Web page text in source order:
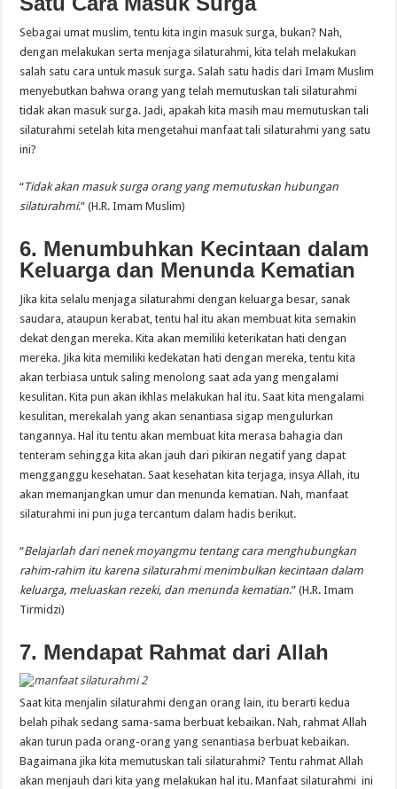
Sebagai umat muslim, tentu kita ingin masuk surga, bukan? Nah,
dengan melakukan serta menjaga silaturahmi, kita telah melakukan
salah satu cara untuk masuk surga. Salah satu hadis dari Imam Muslim
menyebutkan bahwa orang yang telah memutuskan tali silaturahmi
tidak akan masuk surga. Jadi, apakah kita masih mau memutuskan tali
silaturahmi setelah kita mengetahui manfaat tali silaturahmi yang satu
ini?
“Tidak akan masuk surga orang yang memutuskan hubungan
silaturahmi.” (H.R. Imam Muslim)
6. Menumbuhkan Kecintaan dalam
Keluarga dan Menunda Kematian
Jika kita selalu menjaga silaturahmi dengan keluarga besar, sanak
saudara, ataupun kerabat, tentu hal itu akan membuat kita semakin
dekat dengan mereka. Kita akan memiliki keterikatan hati dengan
mereka. Jika kita memiliki kedekatan hati dengan mereka, tentu kita
akan terbiasa untuk saling menolong saat ada yang mengalami
kesulitan. Kita pun akan ikhlas melakukan hal itu. Saat kita mengalami
kesulitan, merekalah yang akan senantiasa sigap mengulurkan
tangannya. Hal itu tentu akan membuat kita merasa bahagia dan
tenteram sehingga kita akan jauh dari pikiran negatif yang dapat
mengganggu kesehatan. Saat kesehatan kita terjaga, insya Allah, itu
akan memanjangkan umur dan menunda kematian. Nah, manfaat
silaturahmi ini pun juga tercantum dalam hadis berikut.
“Belajarlah dari nenek moyangmu tentang cara menghubungkan
rahim-rahim itu karena silaturahmi menimbulkan kecintaan dalam
keluarga, meluaskan rezeki, dan menunda kematian.” (H.R. Imam
Tirmidzi)
7. Mendapat Rahmat dari Allah
Saat kita menjalin silaturahmi dengan orang lain, itu berarti kedua
belah pihak sedang sama-sama berbuat kebaikan. Nah, rahmat Allah
akan turun pada orang-orang yang senantiasa berbuat kebaikan.
Bagaimana jika kita memutuskan tali silaturahmi? Tentu rahmat Allah
akan menjauh dari kita yang melakukan hal itu. Manfaat silaturahmi ini